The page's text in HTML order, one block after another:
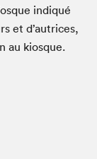
indiqué
et d’autrices,
au kiosque.